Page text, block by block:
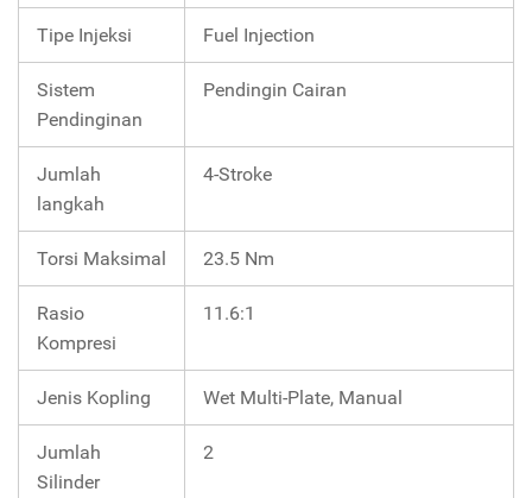
Tipe Injeksi Fuel Injection
Sistem
Pendinginan
Pendingin Cairan
Jumlah
langkah
4-Stroke
Torsi Maksimal 23.5 Nm
Rasio
Kompresi
11.6:1
Jenis Kopling Wet Multi-Plate, Manual
Jumlah
Silinder
2